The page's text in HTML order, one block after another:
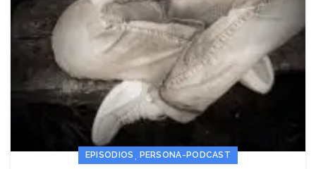
EPISODIOS , PERSONA-PODCAST